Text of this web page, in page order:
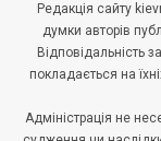
Редакція сайту
думки авторів
Відповідальність
покладається на
Адміністрація не